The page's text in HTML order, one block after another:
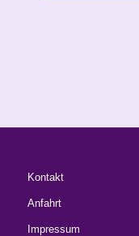
Kontakt
Anfahrt
Impressum